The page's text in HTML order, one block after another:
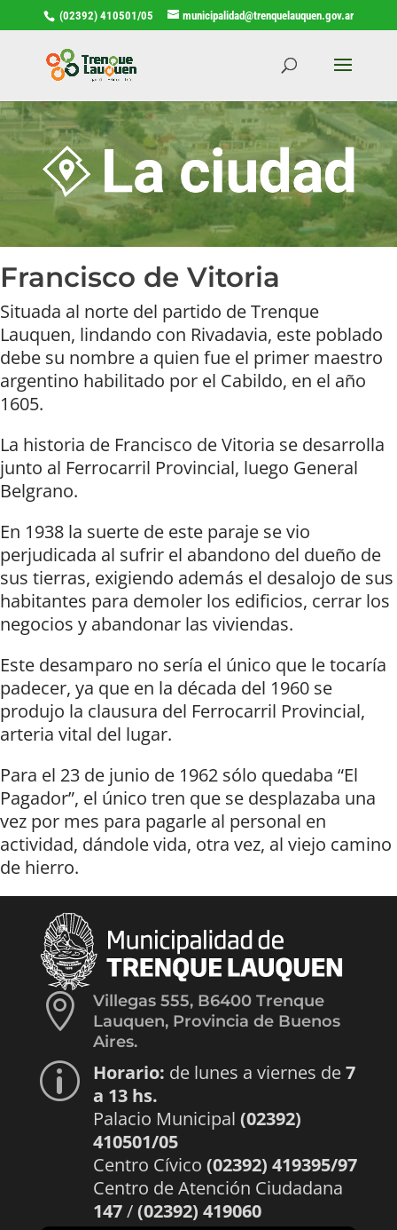
(02392) 410501/05 municipalidad@trenquelauquen.gov.ar
Francisco de Vitoria
Situada al norte del partido de Trenque
Lauquen, lindando con Rivadavia, este poblado
debe su nombre a quien fue el primer maestro
argentino habilitado por el Cabildo, en el año
1605.
La historia de Francisco de Vitoria se desarrolla
junto al Ferrocarril Provincial, luego General
Belgrano.
En 1938 la suerte de este paraje se vio
perjudicada al sufrir el abandono del dueño de
sus tierras, exigiendo además el desalojo de sus
habitantes para demoler los edificios, cerrar los
negocios y abandonar las viviendas.
Este desamparo no sería el único que le tocaría
padecer, ya que en la década del 1960 se
produjo la clausura del Ferrocarril Provincial,
arteria vital del lugar.
Para el 23 de junio de 1962 sólo quedaba “El
Pagador”, el único tren que se desplazaba una
vez por mes para pagarle al personal en
actividad, dándole vida, otra vez, al viejo camino
de hierro.

Villegas 555, B6400 Trenque
Lauquen, Provincia de Buenos
Aires.
p Horario: de lunes a viernes de7
a 13 hs.
Palacio Municipal (02392)
410501/05
Centro Cívico (02392) 419395/97
Centro de Atención Ciudadana
147/(02392) 419060